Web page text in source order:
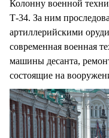
Колонну военной
Т-34. За ним
артиллерийскими
современная военная
машины десанта,
состоящие на